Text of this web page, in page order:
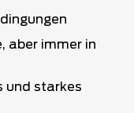
aber immer in
und starkes